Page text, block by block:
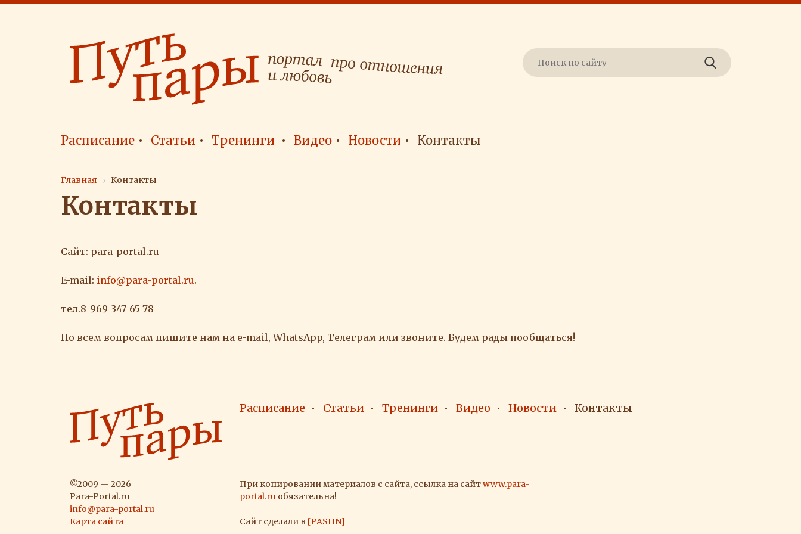
Расписание Статьи Тренинги Видео Новости Контакты
Главная Контакты
Контакты
Сайт: para-portal.ru
E-mail: info@para-portal.ru.
тел.8-969-347-65-78
По всем вопросам пишите нам на e-mail, WhatsApp, Телеграм или звоните. Будем рады пообщаться!
Расписание Статьи Тренинги Видео Новости Контакты
©2009 — 2026
Para-Portal.ru
info@para-portal.ru
Карта сайта
При копировании материалов с сайта, ссылка на сайтwww.para-
portal.ru обязательна!
Сайт сделали в [PASHN]